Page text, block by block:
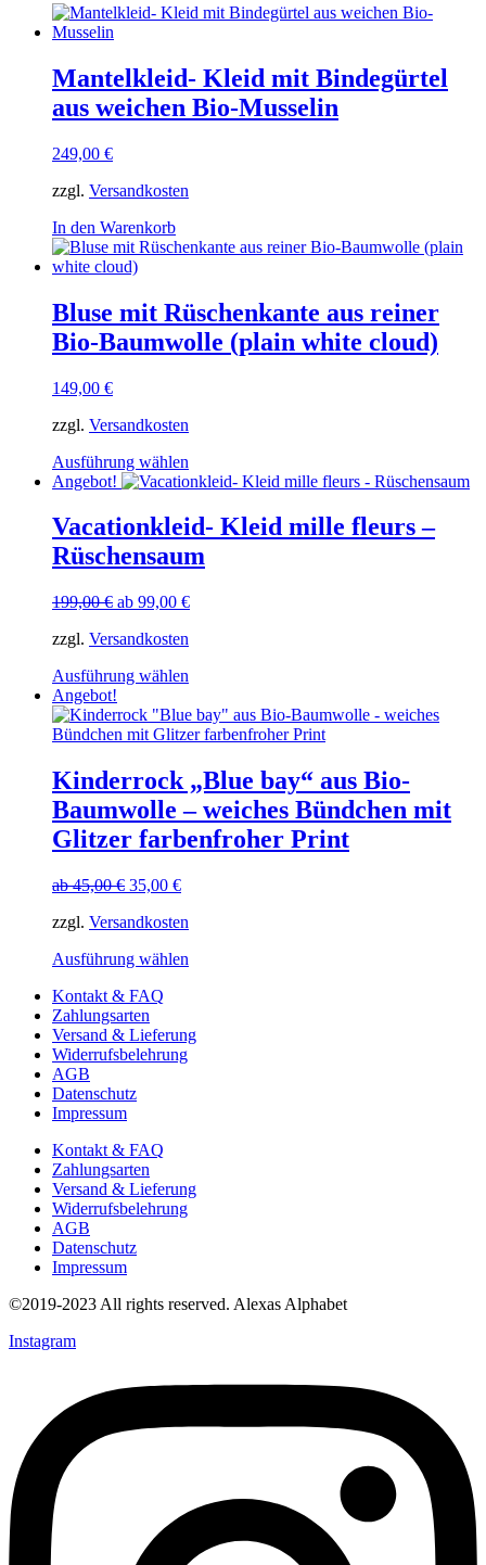
Mantelkleid- Kleid mit Bindegürtel
aus weichen Bio-Musselin
249,00 €
zzgl. Versandkosten
In den Warenkorb
Bluse mit Rüschenkante aus reiner
Bio-Baumwolle (plain white cloud)
149,00 €
zzgl. Versandkosten
Ausführung wählen
Produkt
mehrere
Varianten
auf.
Optionen
werden
Angebot!
Vacationkleid- Kleid mille fleurs –
Rüschensaum
199,00€ ab 99,00 €
zzgl. Versandkosten
Ausführung wählen
weist
mehrere
auf.
Die
Optionen
können
auf
werden
Angebot!
Kinderrock „Blue bay“ aus Bio-
Baumwolle – weiches Bündchen mit
Glitzer farbenfroher Print
ab45,00€ 35,00 €
zzgl. Versandkosten
Ausführung wählen
Varianten
gewählt
Kontakt & FAQ
Zahlungsarten
Versand & Lieferung
Widerrufsbelehrung
AGB
Datenschutz
Impressum
Kontakt & FAQ
Zahlungsarten
Versand & Lieferung
Widerrufsbelehrung
AGB
Datenschutz
Impressum
©2019-2023 All rights reserved. Alexas Alphabet
Instagram